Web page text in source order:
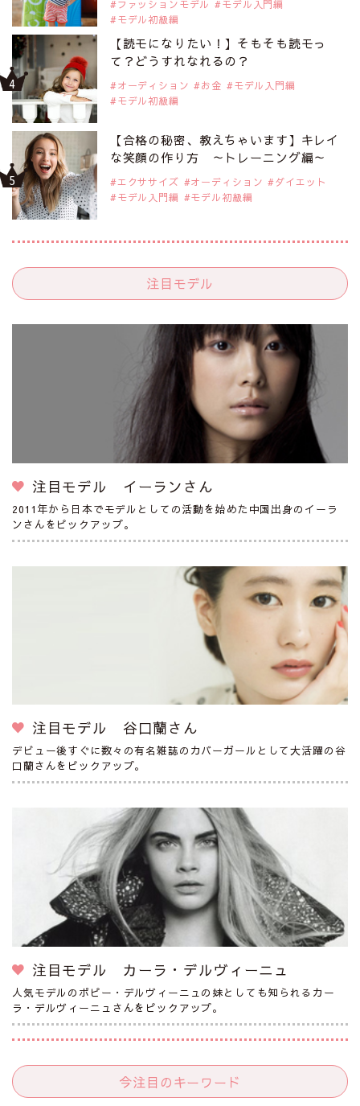
ファッションモデル
モデル入門編
モデル初級編
【読モになりたい！】そもそも読モっ
て？どうすれなれるの？
オーディション お金
モデル入門編
モデル初級編
【合格の秘密、教えちゃいます】キレイ
な笑顔の作り方 ～トレーニング編～
エクササイズ オーディション
ダイエット
モデル入門編
モデル初級編
注目モデル
注目モデル イーランさん
2011年から日本でモデルとしての活動を始めた中国出身のイーラ
ンさんをピックアップ。
注目モデル 谷口蘭さん
デビュー後すぐに数々の有名雑誌のカバーガールとして大活躍の谷
口蘭さんをピックアップ。
注目モデル カーラ・デルヴィーニュ
人気モデルのポピー・デルヴィーニュの妹としても知られるカー
ラ・デルヴィーニュさんをピックアップ。
今注目のキーワード